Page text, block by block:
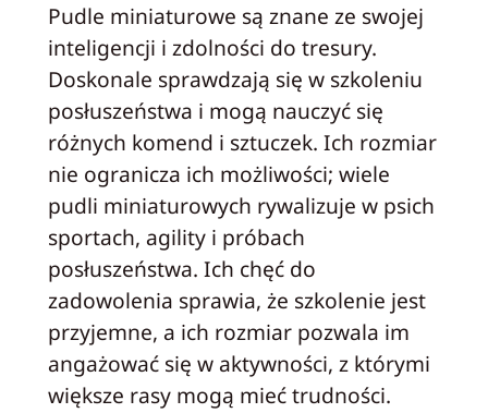
Pudle miniaturowe są znane ze swojej
inteligencji i zdolności do tresury.
Doskonale sprawdzają się w szkoleniu
posłuszeństwa i mogą nauczyć się
różnych komend i sztuczek. Ich rozmiar
nie ogranicza ich możliwości; wiele
pudli miniaturowych rywalizuje w psich
sportach, agility i próbach
posłuszeństwa. Ich chęć do
zadowolenia sprawia, że szkolenie jest
przyjemne, a ich rozmiar pozwala im
angażować się w aktywności, z którymi
większe rasy mogą mieć trudności.